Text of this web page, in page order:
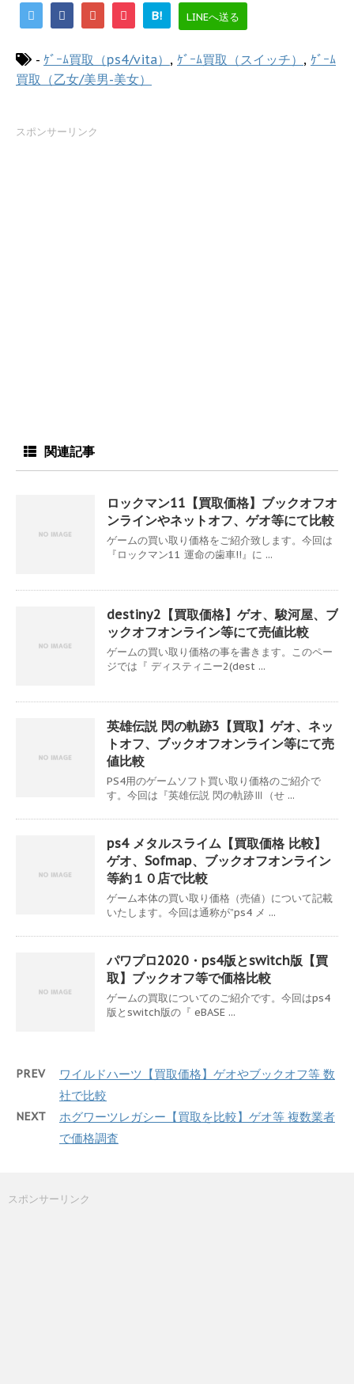
B! LINEへ送る
- ｹﾞｰﾑ買取（ps4/vita） , ｹﾞｰﾑ買取（スイッチ） , ｹﾞｰﾑ
買取（乙女/美男-美女）
スポンサーリンク
関連記事
ロックマン11【買取価格】ブックオフオ
ンラインやネットオフ、ゲオ等にて比較
ゲームの買い取り価格をご紹介致します。今回は
『ロックマン11 運命の歯車!!』に ...
destiny2【買取価格】ゲオ、駿河屋、ブ
ックオフオンライン等にて売値比較
ゲームの買い取り価格の事を書きます。このペー
ジでは『 ディスティニー2(dest ...
英雄伝説 閃の軌跡3【買取】ゲオ、ネッ
トオフ、ブックオフオンライン等にて売
値比較
PS4用のゲームソフト買い取り価格のご紹介で
す。今回は『英雄伝説 閃の軌跡Ⅲ（せ ...
ps4 メタルスライム【買取価格 比較】
ゲオ、Sofmap、ブックオフオンライン
等約１０店で比較
ゲーム本体の買い取り価格（売値）について記載
いたします。今回は通称が”ps4 メ ...
パワプロ2020・ps4版とswitch版【買
取】ブックオフ等で価格比較
ゲームの買取についてのご紹介です。今回はps4
版とswitch版の『 eBASE ...
PREV
ワイルドハーツ【買取価格】ゲオやブックオフ等 数
社で比較
NEXT
ホグワーツレガシー【買取を比較】ゲオ等 複数業者
で価格調査
スポンサーリンク